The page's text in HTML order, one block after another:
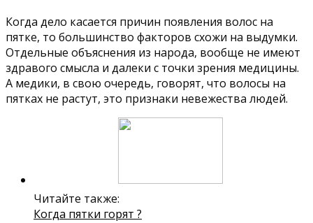
Когда дело касается причин появления волос на
пятке, то большинство факторов схожи на выдумки.
Отдельные объяснения из народа, вообще не имеют
здравого смысла и далеки с точки зрения медицины.
А медики, в свою очередь, говорят, что волосы на
пятках не растут, это признаки невежества людей.
Читайте также:
Когда пятки горят ?